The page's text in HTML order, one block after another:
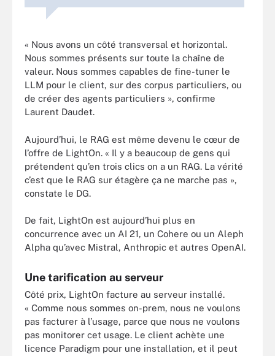
« Nous avons un côté transversal et horizontal.
Nous sommes présents sur toute la chaîne de
valeur. Nous sommes capables de fine-tuner le
LLM pour le client, sur des corpus particuliers, ou
de créer des agents particuliers », confirme
Laurent Daudet.
Aujourd’hui, le RAG est même devenu le cœur de
l’offre de LightOn. « Il y a beaucoup de gens qui
prétendent qu’en trois clics on a un RAG. La vérité
c’est que le RAG sur étagère ça ne marche pas »,
constate le DG.
De fait, LightOn est aujourd’hui plus en
concurrence avec un AI 21, un Cohere ou un Aleph
Alpha qu’avec Mistral, Anthropic et autres OpenAI.
Une tarification au serveur
Côté prix, LightOn facture au serveur installé.
« Comme nous sommes on-prem, nous ne voulons
pas facturer à l’usage, parce que nous ne voulons
pas monitorer cet usage. Le client achète une
licence Paradigm pour une installation, et il peut